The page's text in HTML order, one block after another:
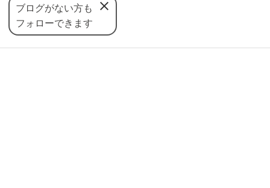
ブログがない方も
フォローできます